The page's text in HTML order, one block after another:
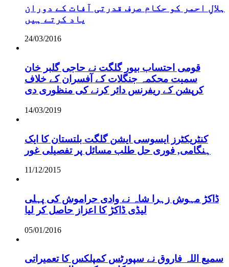
ہلالِ احمر کو حکام صرف قدرتی آفات کے دوران
یاد کرتے ہیں
24/03/2016
قومی احتساب بیور گلگت نے حاجی گلبر خان
سمیت محکمہ جنگلات کے آفسران کے خلاف
کرپشن کے ریفرنس دائر کرنے کی منظوری دی
14/03/2019
کنٹریکٹرز ایسوسی ایشن گلگت بلتستان کا ایک
ہنگامی, فوری حل طلب مسائل پر تفصیلی غور
11/12/2015
ڈاکڑ مہوش زہرا شاہ نے وادی حراموش کی پہلی
لیڈی ڈاکڑ کا اعزاز حاصل کر لیا
05/01/2016
سمیع اللہ فاروق نے سپورٹس کمپلکس کا تعمیراتی